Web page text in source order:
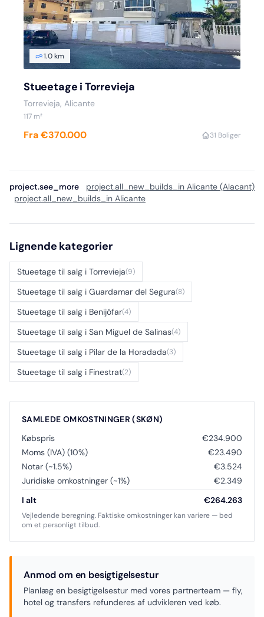
1.0 km
Stueetage i Torrevieja
Torrevieja, Alicante
117 m²
Fra €370.000 31 Boliger
project.see_more
project.all_new_builds_in Alicante (Alacant)
project.all_new_builds_in Alicante
Lignende kategorier
Stueetage til salg i Torrevieja(9)
Stueetage til salg i Guardamar del Segura(8)
Stueetage til salg i Benijófar(4)
Stueetage til salg i San Miguel de Salinas(4)
Stueetage til salg i Pilar de la Horadada(3)
Stueetage til salg i Finestrat(2)
SAMLEDE OMKOSTNINGER (SKØN)
Købspris
€234.900
Moms (IVA) (10%)
€23.490
Notar (~1.5%)
€3.524
Juridiske omkostninger (~1%)
€2.349
I alt
€264.263
Vejledende beregning. Faktiske omkostninger kan variere — bed
om et personligt tilbud.
Anmod om en besigtigelsestur
Planlæg en besigtigelsestur med vores partnerteam — fly,
hotel og transfers refunderes af udvikleren ved køb.